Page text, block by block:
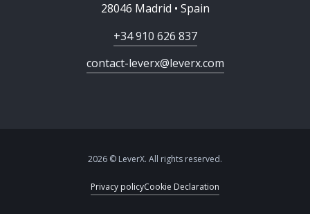
28046 Madrid • Spain
+34 910 626 837
contact-leverx@leverx.com
2026 © LeverX. All rights reserved.
Privacy policyCookie Declaration